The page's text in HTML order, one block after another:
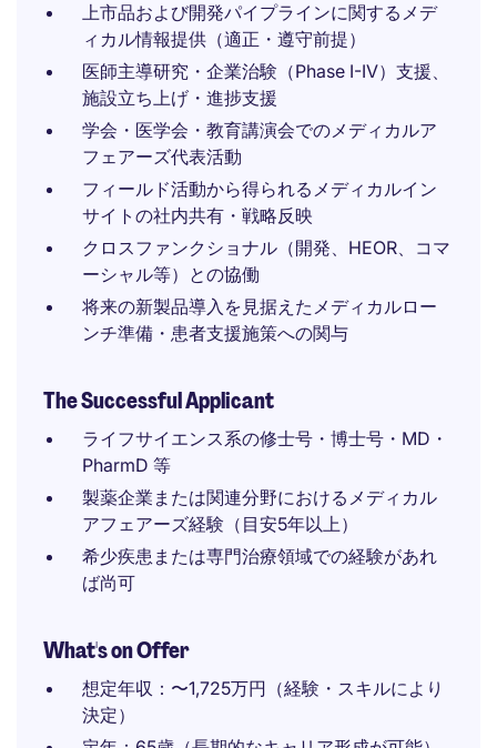
上市品および開発パイプラインに関するメデ
ィカル情報提供（適正・遵守前提）
医師主導研究・企業治験（Phase I-IV）支援、
施設立ち上げ・進捗支援
学会・医学会・教育講演会でのメディカルア
フェアーズ代表活動
フィールド活動から得られるメディカルイン
サイトの社内共有・戦略反映
クロスファンクショナル（開発、HEOR、コマ
ーシャル等）との協働
将来の新製品導入を見据えたメディカルロー
ンチ準備・患者支援施策への関与
The Successful Applicant
ライフサイエンス系の修士号・博士号・MD・
PharmD 等
製薬企業または関連分野におけるメディカル
アフェアーズ経験（目安5年以上）
希少疾患または専門治療領域での経験があれ
ば尚可
What's on Offer
想定年収：〜1,725万円（経験・スキルにより
決定）